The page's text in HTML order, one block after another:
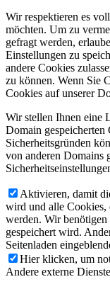
Wir respektieren es
möchten. Um zu
gefragt werden,
Einstellungen zu
andere Cookies
zu können. Wenn Sie
Cookies auf unserer
Wir stellen Ihnen eine
Domain
Sicherheitsgründen
von anderen Domains
Aktivieren, damit
wird und alle Cookies,
werden. Wir
gespeichert wird.
Seitenladen
Hier klicken, um
Andere externe Dienste